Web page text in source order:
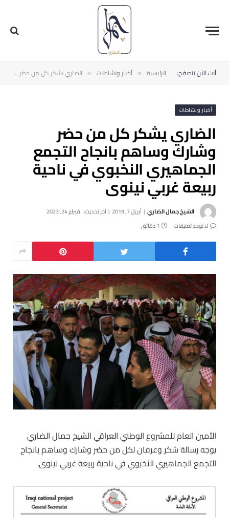
أنت الآن تتصفح: الرئيسية » أخبار ونشاطات » الضاري يشكر كل من حضر وشارك وساهم بانجاح التجمع الجماهيري النخبوي في ناحية ربيعة غربي نينوى
أخبار ونشاطات
الضاري يشكر كل من حضر
وشارك وساهم بانجاح التجمع
الجماهيري النخبوي في ناحية
ربيعة غربي نينوى
الشيخ جمال الضاري أبريل 7, 2019 آخر تحديث: فبراير 24, 2023
لا توجد تعليقات
1 دقائق
الأمين العام للمشروع الوطني العراقي الشيخ جمال الضاري
يوجه رسالة شكر وعرفان لكل من حضر وشارك وساهم بانجاح
التجمع الجماهيري النخبوي في ناحية ربيعة غربي نينوى.